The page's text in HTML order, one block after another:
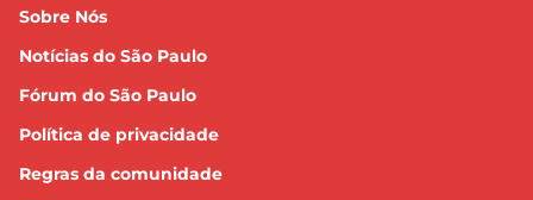
Sobre Nós
Notícias do São Paulo
Fórum do São Paulo
Política de privacidade
Regras da comunidade